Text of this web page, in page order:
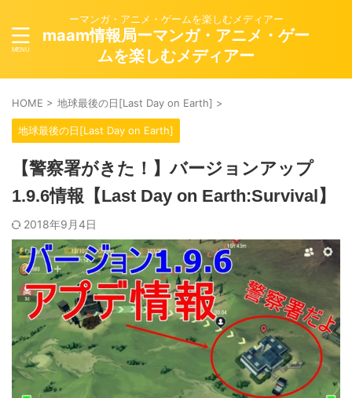
ーマンガ・アニメ・ゲームを楽しむメディアー
maam情報局ーマンガ・アニメ・ゲー
ムを楽しむメディアー
HOME > 地球最後の日[Last Day on Earth] >
地球最後の日[Last Day on Earth]
【警察署がきた！】バージョンアップ
1.9.6情報【Last Day on Earth:Survival】
2018年9月4日